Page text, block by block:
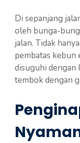
Di sepanjang
oleh bunga-
jalan. Tidak
pembatas kebun
disuguhi dengan
tembok dengan